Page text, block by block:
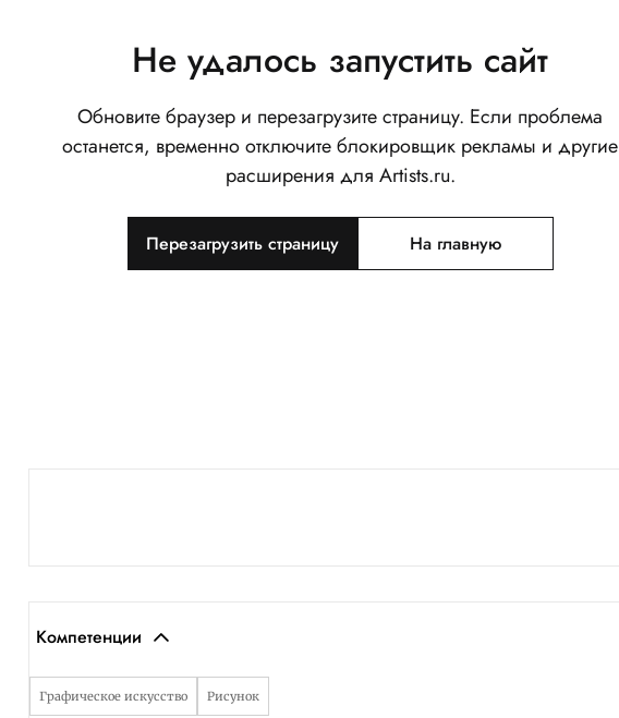
Не удалось запустить сайт
Обновите браузер и перезагрузите страницу. Если проблема
останется, временно отключите блокировщик рекламы и другие
расширения для Artists.ru.
Перезагрузить страницу На главную
Компетенции
Графическое искусство Рисунок